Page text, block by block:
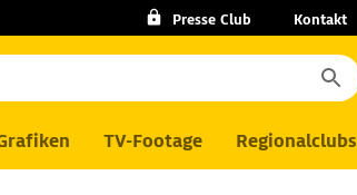
Presse Club Kontakt
TV-Footage Regionalclubs